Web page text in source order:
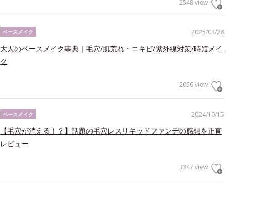
2548 view
2025/03/28
ベースメイク
大人のベースメイク事典｜毛穴/肌荒れ・ニキビ/紫外線対策/時短メイ
ク
2056 view
2024/10/15
ベースメイク
【毛穴が消える！？】話題の毛穴レスリキッドファンデの感想を正直
レビュー
3347 view